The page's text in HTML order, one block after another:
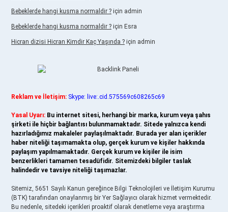
Bebeklerde hangi kusma normaldir ? için admin
Bebeklerde hangi kusma normaldir ? için Esra
Hicran dizisi Hicran Kimdir Kaç Yaşında ? için admin
Reklam ve İletişim: Skype: live:.cid.575569c608265c69
Yasal Uyarı: Bu internet sitesi, herhangi bir marka, kurum veya şahıs
şirketi ile hiçbir bağlantısı bulunmamaktadır. Sitede yalnızca kendi
hazırladığımız makaleler paylaşılmaktadır. Burada yer alan içerikler
haber niteliği taşımamakta olup, gerçek kurum ve kişiler hakkında
paylaşım yapılmamaktadır. Gerçek kurum ve kişiler ile isim
benzerlikleri tamamen tesadüfidir. Sitemizdeki bilgiler taslak
halindedir ve tavsiye niteliği taşımazlar.
Sitemiz, 5651 Sayılı Kanun gereğince Bilgi Teknolojileri ve İletişim Kurumu
(BTK) tarafından onaylanmış bir Yer Sağlayıcı olarak hizmet vermektedir.
Bu nedenle, sitedeki içerikleri proaktif olarak denetleme veya araştırma